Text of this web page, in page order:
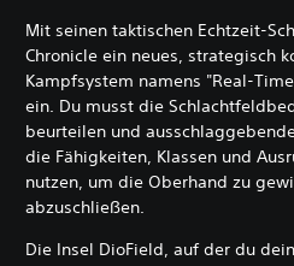
Mit seinen taktischen Echtzeit-
Chronicle ein neues, strategisch
Kampfsystem namens "Real-
ein. Du musst die
beurteilen und
die Fähigkeiten, Klassen und
nutzen, um die Oberhand zu
abzuschließen.
Die Insel DioField, auf der du